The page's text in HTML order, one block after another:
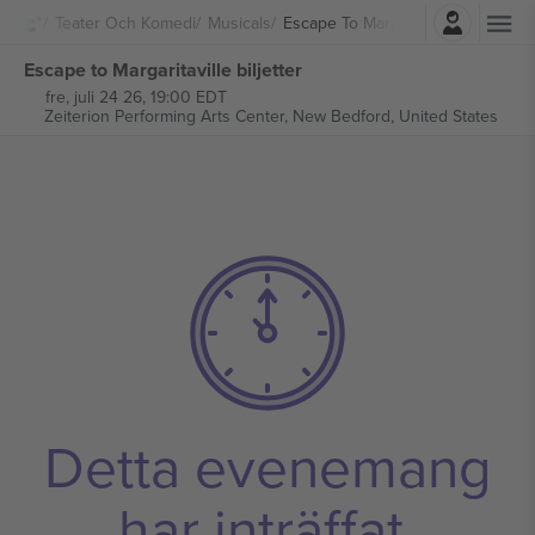
Teater Och Komedi Musicals Escape To Margaritaville (Touring)
Logga in
Escape to Margaritaville biljetter
fre, juli 24 26, 19:00 EDT
Zeiterion Performing Arts Center, New Bedford, United States
Detta evenemang